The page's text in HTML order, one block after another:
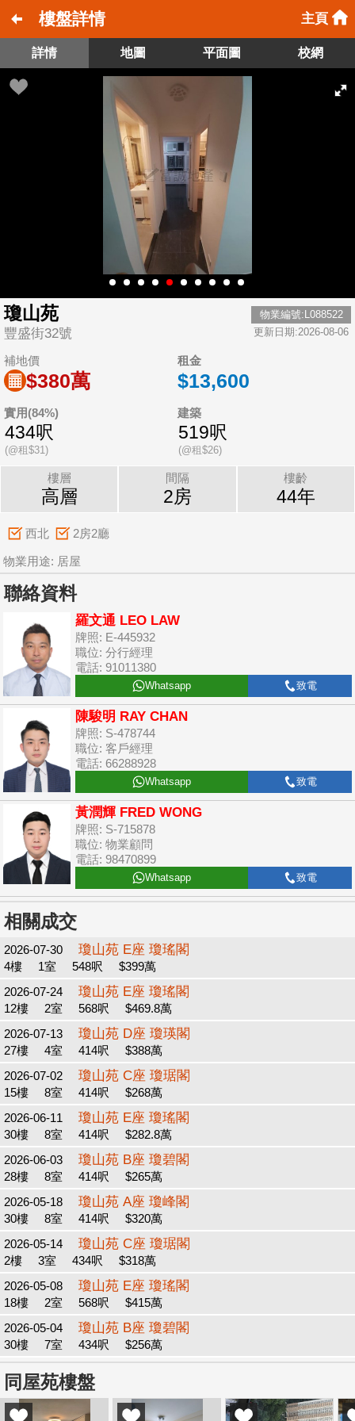
樓盤詳情 主頁
詳情 地圖 平面圖 校網
瓊山苑
豐盛街32號
物業編號:L088522
更新日期:2026-08-06
補地價
$380萬
租金
$13,600
實用(84%)
434呎
(@租$31)
建築
519呎
(@租$26)
樓層
高層
間隔
2房
樓齡
44年
西北 2房2廳
物業用途: 居屋
聯絡資料
羅文通 LEO LAW
牌照: E-445932
職位: 分行經理
電話: 91011380
Whatsapp 致電
陳駿明 RAY CHAN
牌照: S-478744
職位: 客戶經理
電話: 66288928
Whatsapp 致電
黃潤輝 FRED WONG
牌照: S-715878
職位: 物業顧問
電話: 98470899
Whatsapp 致電
相關成交
2026-07-30 瓊山苑 E座 瓊瑤閣
4樓 1室 548呎
$399萬
2026-07-24
瓊山苑 E座 瓊瑤閣
12樓 2室 568呎
$469.8萬
2026-07-13
瓊山苑 D座 瓊瑛閣
27樓 4室 414呎
$388萬
2026-07-02
瓊山苑 C座 瓊琚閣
15樓 8室 414呎
$268萬
2026-06-11
瓊山苑 E座 瓊瑤閣
30樓 8室 414呎
$282.8萬
2026-06-03
瓊山苑 B座 瓊碧閣
28樓 8室 414呎
$265萬
2026-05-18
瓊山苑 A座 瓊峰閣
30樓 8室 414呎
$320萬
2026-05-14
瓊山苑 C座 瓊琚閣
2樓 3室 434呎
$318萬
2026-05-08
瓊山苑 E座 瓊瑤閣
18樓 2室 568呎
$415萬
2026-05-04
瓊山苑 B座 瓊碧閣
30樓 7室 434呎 $256萬
同屋苑樓盤